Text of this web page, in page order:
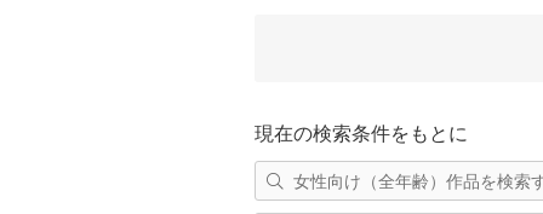
現在の検索条件をもとに
女性向け（全年齢）作品を検索